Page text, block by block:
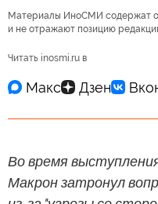
Материалы ИноСМИ содержат
и не отражают позицию
Читать inosmi.ru в
Во время
Макрон затронул